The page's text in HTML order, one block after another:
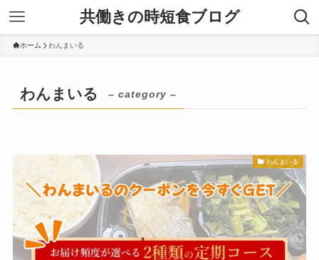
共働きの時短食ブログ
ホーム わんまいる
わんまいる – category –
わんまいる